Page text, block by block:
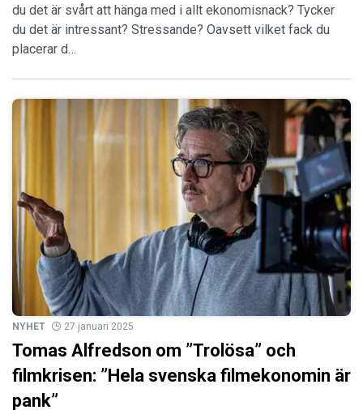
du det är svårt att hänga med i allt ekonomisnack? Tycker
du det är intressant? Stressande? Oavsett vilket fack du
placerar d…
NYHET 27 januari 2025
Tomas Alfredson om ”Trolösa” och
filmkrisen: ”Hela svenska filmekonomin är
pank”